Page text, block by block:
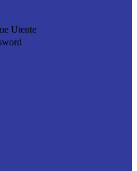
Utente